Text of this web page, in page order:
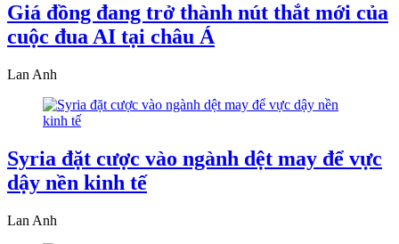
Giá đồng đang trở thành nút thắt mới của
cuộc đua AI tại châu Á
Lan Anh
Syria đặt cược vào ngành dệt may để vực
dậy nền kinh tế
Lan Anh